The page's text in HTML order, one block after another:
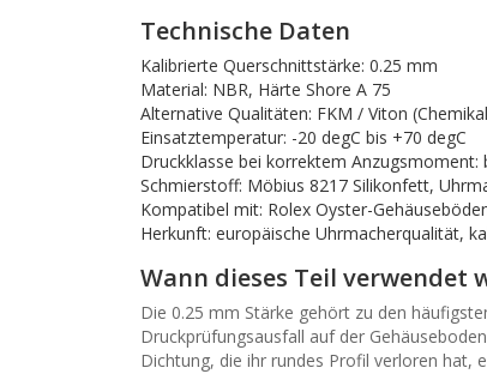
Technische Daten
Kalibrierte Querschnittstärke: 0.25 mm
Material: NBR, Härte Shore A 75
Alternative Qualitäten: FKM / Viton
Einsatztemperatur: -20 degC bis +70 degC
Druckklasse bei korrektem Anzugsmoment:
Schmierstoff: Möbius 8217 Silikonfett,
Kompatibel mit: Rolex Oyster-
Herkunft: europäische Uhrmacherqualität,
Wann dieses Teil verwendet
Die 0.25 mm Stärke gehört zu den
Druckprüfungsausfall auf der
Dichtung, die ihr rundes Profil verloren hat,